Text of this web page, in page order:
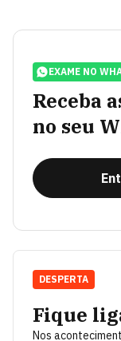
EXAME NO
Receba
no seu
Fique
Nos
DESPERTA